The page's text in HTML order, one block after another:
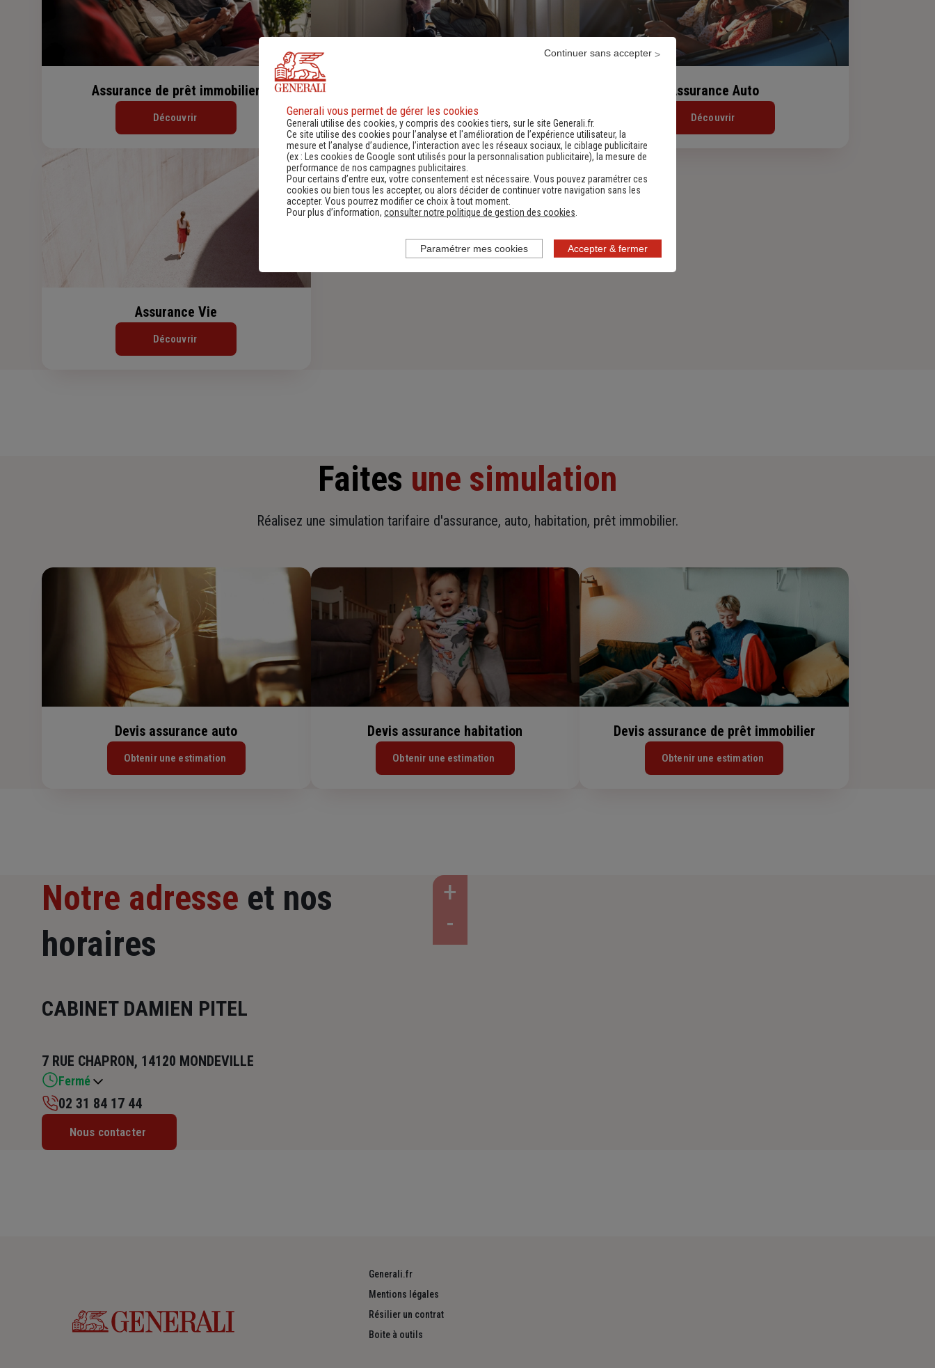
Assurance de prêt immobilier
Découvrir Découvrir
Assurance Auto
Découvrir
Assurance Vie
Découvrir
Faites une simulation
Réalisez une simulation tarifaire d'assurance, auto, habitation, prêt immobilier.
Devis assurance auto
Obtenir une estimation
Devis assurance habitation
Obtenir une estimation
Devis assurance de prêt immobilier
Obtenir une estimation
Notre adresse et nos
horaires
CABINET DAMIEN PITEL
7 RUE CHAPRON, 14120 MONDEVILLE
Fermé
Mardi : 09h – 12h / 14h – 18h
02 31 84 17 44
Nous contacter
Generali.fr
Mentions légales
Résilier un contrat
Boite à outils
Generali vous permet de gérer les cookies
Generali utilise des cookies, y compris des cookies tiers, sur le site Generali.fr.
Ce site utilise des cookies pour l’analyse et l'amélioration de l’expérience utilisateur, la
mesure et l’analyse d’audience, l’interaction avec les réseaux sociaux, le ciblage publicitaire
(ex :
Les cookies de Google sont utilisés pour la personnalisation publicitaire), la mesure de
performance de nos campagnes publicitaires.
Pour certains d’entre eux, votre consentement est nécessaire. Vous pouvez paramétrer ces
cookies ou bien tous les accepter, ou alors décider de continuer votre navigation sans les
accepter. Vous pourrez modifier ce choix à tout moment.
Pour plus d’information, consulter notre politique de gestion des cookies
Accepter & fermer
Continuer sans accepter
Paramétrer mes cookies